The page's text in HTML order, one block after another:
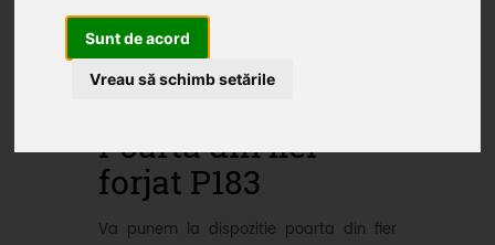
Sunt de acord
Vreau să schimb setările
Poarta din fier
forjat P183
Va punem la dispozitie poarta din fier